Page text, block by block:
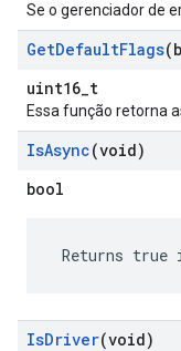
Se o gerenciador de
GetDefaultFlags
uint16_t
Essa função retorna
IsAsync(void)
bool
Returns
IsDriver(void)